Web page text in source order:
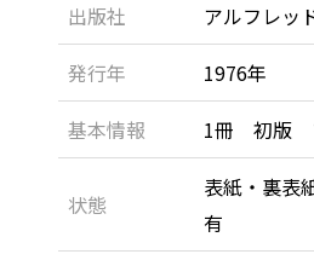
出版社
アルフレッ
発行年
1976年
基本情報
1冊 初版
状態
表紙・裏表
有